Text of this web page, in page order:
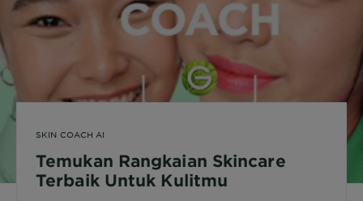
SKIN COACH AI
Temukan Rangkaian Skincare
Terbaik Untuk Kulitmu